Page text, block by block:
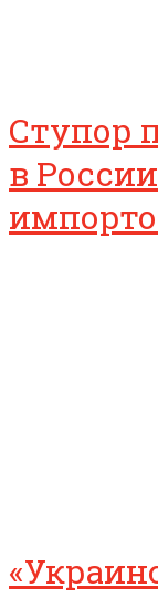
Ступор
в